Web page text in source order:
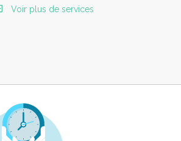
Voir plus de services